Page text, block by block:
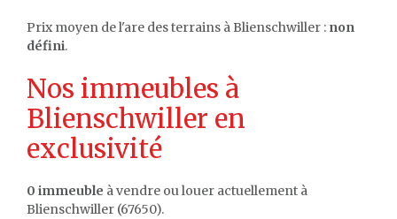
Prix moyen de l'are des terrains à Blienschwiller : non
défini.
Nos immeubles à
Blienschwiller en
exclusivité
0 immeuble à vendre ou louer actuellement à
Blienschwiller (67650).